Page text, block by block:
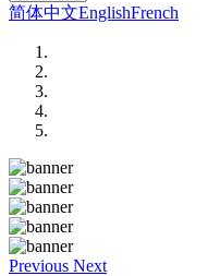
简体中文EnglishFrench
Previous Next